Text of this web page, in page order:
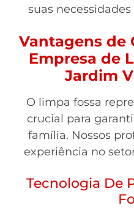
suas
Vantagens de
Empresa de
Jardim
O limpa fossa
crucial para
família. Nossos
experiência no
Tecnologia De